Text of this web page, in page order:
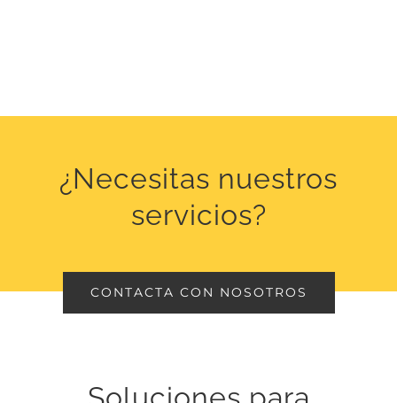
¿Necesitas nuestros
servicios?
CONTACTA CON NOSOTROS